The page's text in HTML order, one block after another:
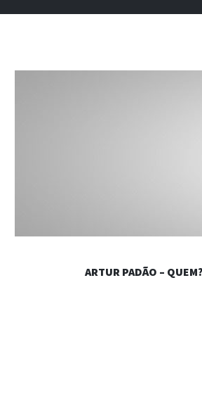
Crônicas sobre dores crônicas.ARTUR PADÃO – QUEM?